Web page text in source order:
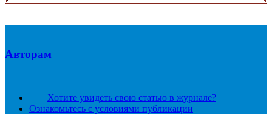
Авторам
Хотите увидеть свою статью в журнале?
Ознакомьтесь с условиями публикации